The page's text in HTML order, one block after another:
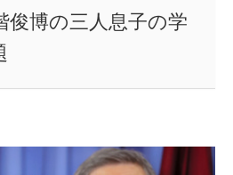
俊博の三人息子の学